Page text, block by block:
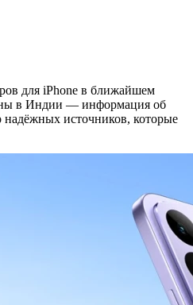
для iPhone в ближайшем
в Индии — информация об
надёжных источников, которые